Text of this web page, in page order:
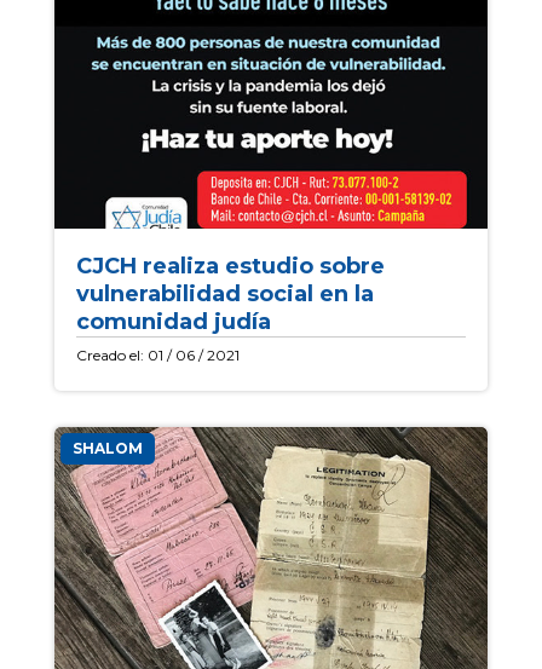
CJCH realiza estudio sobre
vulnerabilidad social en la
comunidad judía
Creado el: 01 / 06 / 2021
SHALOM